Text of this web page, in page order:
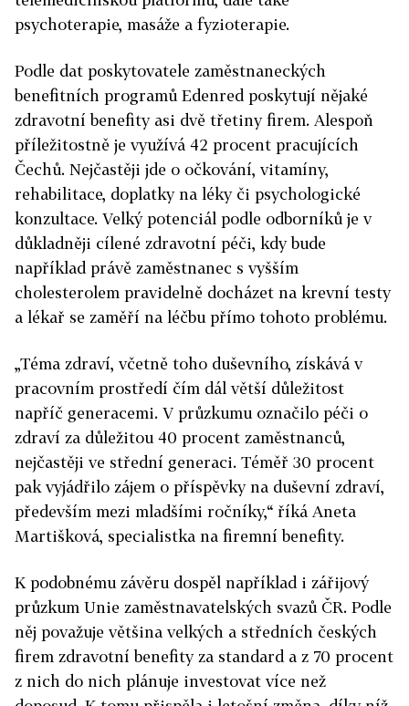
psychoterapie, masáže a fyzioterapie.
Podle dat poskytovatele zaměstnaneckých
benefitních programů Edenred poskytují nějaké
zdravotní benefity asi dvě třetiny firem. Alespoň
příležitostně je využívá 42 procent pracujících
Čechů. Nejčastěji jde o očkování, vitamíny,
rehabilitace, doplatky na léky či psychologické
konzultace. Velký potenciál podle odborníků je v
důkladněji cílené zdravotní péči, kdy bude
například právě zaměstnanec s vyšším
cholesterolem pravidelně docházet na krevní testy
a lékař se zaměří na léčbu přímo tohoto problému.
„Téma zdraví, včetně toho duševního, získává v
pracovním prostředí čím dál větší důležitost
napříč generacemi. V průzkumu označilo péči o
zdraví za důležitou 40 procent zaměstnanců,
nejčastěji ve střední generaci. Téměř 30 procent
pak vyjádřilo zájem o příspěvky na duševní zdraví,
především mezi mladšími ročníky,“ říká Aneta
Martišková, specialistka na firemní benefity.
K podobnému závěru dospěl například i zářijový
průzkum Unie zaměstnavatelských svazů ČR. Podle
něj považuje většina velkých a středních českých
firem zdravotní benefity za standard a z 70 procent
z nich do nich plánuje investovat více než